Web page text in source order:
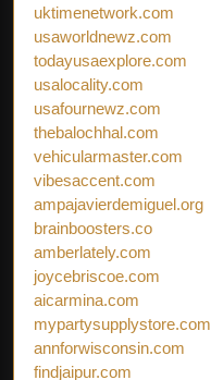
uktimenetwork.com
usaworldnewz.com
todayusaexplore.com
usalocality.com
usafournewz.com
thebalochhal.com
vehicularmaster.com
vibesaccent.com
ampajavierdemiguel.org
brainboosters.co
amberlately.com
joycebriscoe.com
aicarmina.com
mypartysupplystore.com
annforwisconsin.com
findjaipur.com